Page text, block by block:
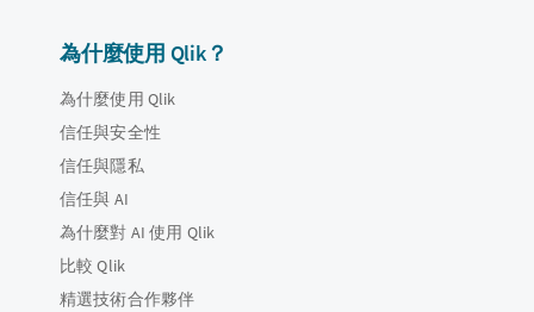
為什麼使用 Qlik？
為什麼使用 Qlik
信任與安全性
信任與隱私
信任與 AI
為什麼對 AI 使用 Qlik
比較 Qlik
精選技術合作夥伴